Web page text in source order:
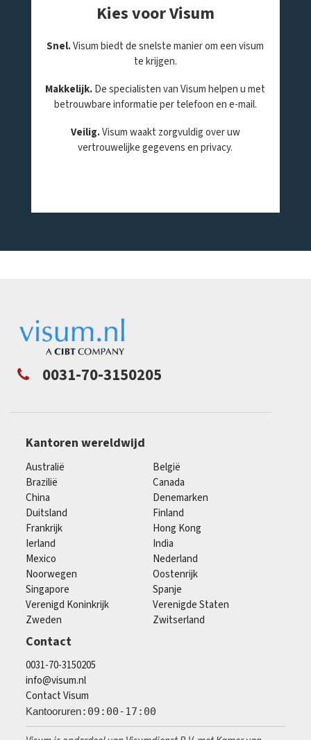
Kies voor Visum
Snel.Visum biedt de snelste manier om een visum
te krijgen.
Makkelijk.De specialisten van Visum helpen u met
betrouwbare informatie per telefoon en e-mail.
Veilig.Visum waakt zorgvuldig over uw
vertrouwelijke gegevens en privacy.
0031-70-3150205
Kantoren wereldwijd
Australië
België
Brazilië
Canada
China
Denemarken
Duitsland
Finland
Frankrijk
Hong Kong
Ierland
India
Mexico
Nederland
Noorwegen
Oostenrijk
Singapore
Spanje
Verenigd Koninkrijk
Verenigde Staten
Zweden
Zwitserland
Contact
0031-70-3150205
info@visum.nl
Contact Visum
Kantooruren:09:00-17:00